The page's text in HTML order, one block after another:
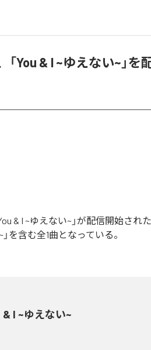
「You & I ~ゆえない~」を
& I ~ゆえない~」が配信開始さ
を含む全1曲となっている。
& I ~ゆえない~